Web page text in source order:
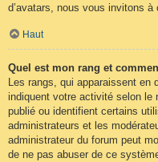
d’avatars, nous vous invitons à
Haut
Quel est mon rang et
Les rangs, qui apparaissent en
indiquent votre activité selon le
publié ou identifient certains
administrateurs et les
administrateur du forum peut
de ne pas abuser de ce